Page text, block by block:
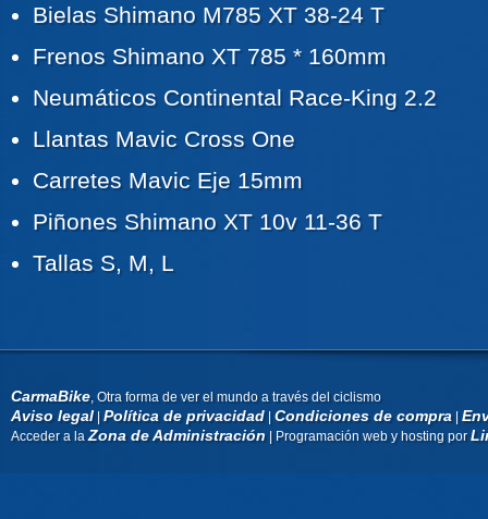
Bielas Shimano M785 XT 38-24 T
Frenos Shimano XT 785 * 160mm
Neumáticos Continental Race-King 2.2
Llantas Mavic Cross One
Carretes Mavic Eje 15mm
Piñones Shimano XT 10v 11-36 T
Tallas S, M, L
CarmaBike, Otra forma de ver el mundo a través del ciclismo
Aviso legal|Política de privacidad|Condiciones de compra|
Acceder a la Zona de Administración| Programación web y hosting por